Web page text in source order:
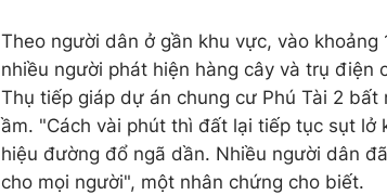
Theo người dân ở gần khu vực, vào
nhiều người phát hiện hàng cây và trụ điện
Thụ tiếp giáp dự án chung cư Phú Tài 2
ầm. "Cách vài phút thì đất lại tiếp tục sụt
hiệu đường đổ ngã dần. Nhiều người dân
cho mọi người", một nhân chứng cho biết.